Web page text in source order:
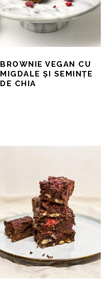
BROWNIE VEGAN CU
MIGDALE ȘI SEMINȚE
DE CHIA